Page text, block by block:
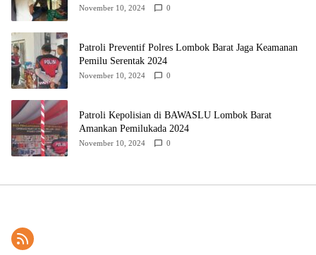
November 10, 2024 0
Patroli Preventif Polres Lombok Barat Jaga Keamanan
Pemilu Serentak 2024
November 10, 2024 0
Patroli Kepolisian di BAWASLU Lombok Barat
Amankan Pemilukada 2024
November 10, 2024 0